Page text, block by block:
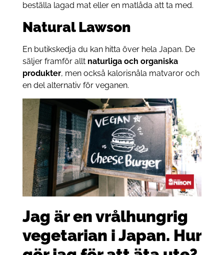
beställa lagad mat eller en matlåda att ta med.
Natural Lawson
En butikskedja du kan hitta över hela Japan. De
säljer framför allt naturliga och organiska
produkter, men också kalorisnåla matvaror och
en del alternativ för veganen.
Jag är en vrålhungrig
vegetarian i Japan. Hur